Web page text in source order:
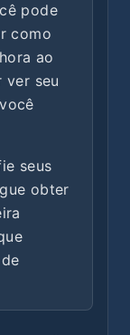
pode
como
ao
ver seu
seus
obter